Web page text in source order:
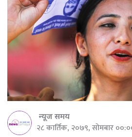
न्यूज समय
२८ कार्तिक, २०७९, सोमबार